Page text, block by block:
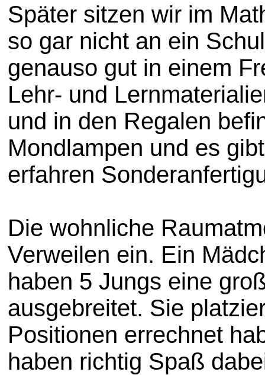
Später sitzen wir im
so gar nicht an ein
genauso gut in einem
Lehr- und
und in den Regalen
Mondlampen und es
erfahren
Die wohnliche
Verweilen ein. Ein
haben 5 Jungs eine
ausgebreitet. Sie
Positionen errechnet
haben richtig Spaß